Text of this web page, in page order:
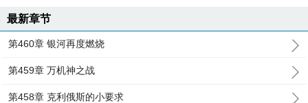
最新章节
第460章 银河再度燃烧
第459章 万机神之战
第458章 克利俄斯的小要求